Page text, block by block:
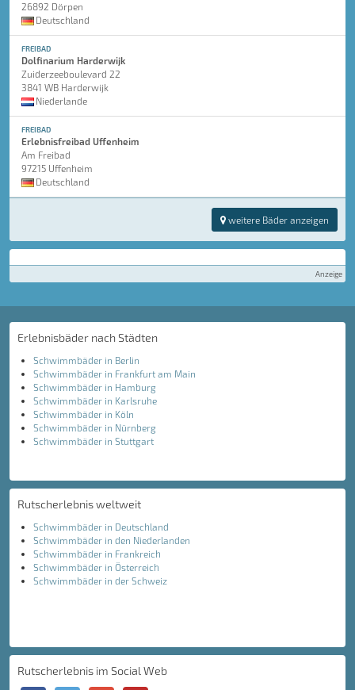
26892 Dörpen
Deutschland
FREIBAD
Dolfinarium Harderwijk
Zuiderzeeboulevard 22
3841 WB Harderwijk
Niederlande
FREIBAD
Erlebnisfreibad Uffenheim
Am Freibad
97215 Uffenheim
Deutschland
weitere Bäder anzeigen
Anzeige
Erlebnisbäder nach Städten
Schwimmbäder in Berlin
Schwimmbäder in Frankfurt am Main
Schwimmbäder in Hamburg
Schwimmbäder in Karlsruhe
Schwimmbäder in Köln
Schwimmbäder in Nürnberg
Schwimmbäder in Stuttgart
Rutscherlebnis weltweit
Schwimmbäder in Deutschland
Schwimmbäder in den Niederlanden
Schwimmbäder in Frankreich
Schwimmbäder in Österreich
Schwimmbäder in der Schweiz
Rutscherlebnis im Social Web